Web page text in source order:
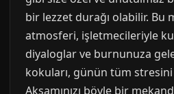
bir lezzet durağı olabilir. Bu
atmosferi, işletmecileriyle
diyaloglar ve burnunuza
kokuları, günün tüm
Akşamınızı böyle bir